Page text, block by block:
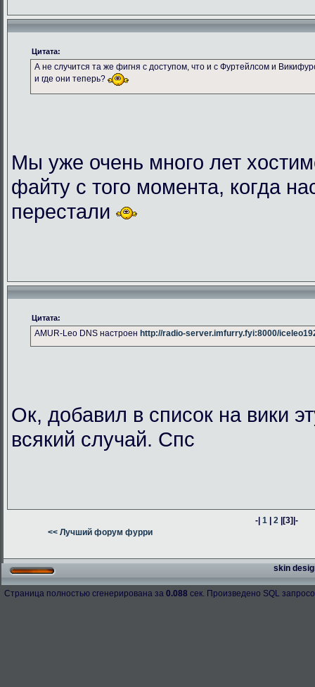
Цитата:
А не случится та же фигня с доступом, что и с Фуртейлсом и
и где они теперь?
Мы уже очень много лет
файту с того момента, когда
перестали
Цитата:
AMUR-Leo DNS настроен http://radio-server.imfurry.fyi:8000/
Ок, добавил в список на вики
всякий случай. Спс
-|1 |2 |[3]|-
<< Лучший форум фурри
skin
Страница полностью сгенерирована за 0.088 сек. Произведено SQL